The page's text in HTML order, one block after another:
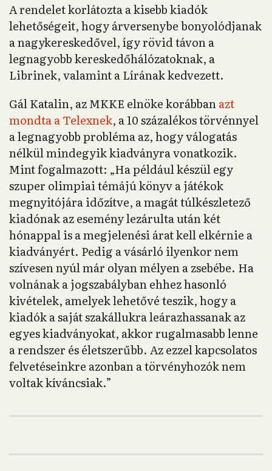
A rendelet korlátozta a kisebb kiadók
lehetőségeit, hogy árversenybe bonyolódjanak
a nagykereskedővel, így rövid távon a
legnagyobb kereskedőhálózatoknak, a
Librinek, valamint a Lírának kedvezett.
Gál Katalin, az MKKE elnöke korábbanazt
mondta a Telexnek, a 10 százalékos törvénnyel
a legnagyobb probléma az, hogy válogatás
nélkül mindegyik kiadványra vonatkozik.
Mint fogalmazott: „Ha például készül egy
szuper olimpiai témájú könyv a játékok
megnyitójára időzítve, a magát túlkészletező
kiadónak az esemény lezárulta után két
hónappal is a megjelenési árat kell elkérnie a
kiadványért. Pedig a vásárló ilyenkor nem
szívesen nyúl már olyan mélyen a zsebébe. Ha
volnának a jogszabályban ehhez hasonló
kivételek, amelyek lehetővé teszik, hogy a
kiadók a saját szakállukra leárazhassanak az
egyes kiadványokat, akkor rugalmasabb lenne
a rendszer és életszerűbb. Az ezzel kapcsolatos
felvetéseinkre azonban a törvényhozók nem
voltak kíváncsiak.”